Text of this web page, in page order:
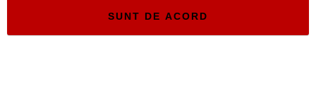
SUNT DE ACORD